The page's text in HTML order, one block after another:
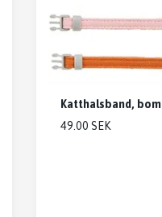
Katthalsband,
49.00 SEK